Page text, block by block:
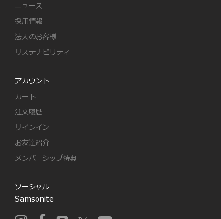
ニュース
採用情報
法人のお客様
サステナビリティ
アカウント
カート
注文履歴
サインイン
お友達紹介
メンバーシップ特典
ソーシャル
Samsonite